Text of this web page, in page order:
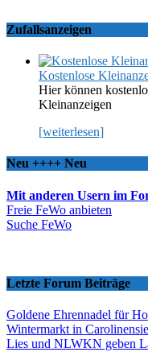
Zufallsanzeigen
Kostenlose
Hier können
Kleinanzeigen
[weiterlesen]
Neu ++++ Neu
Mit anderen Usern im
Freie FeWo anbieten
Suche FeWo
Letzte Forum Beiträge
Goldene Ehrennadel für
Wintermarkt in
Lies und NLWKN geben